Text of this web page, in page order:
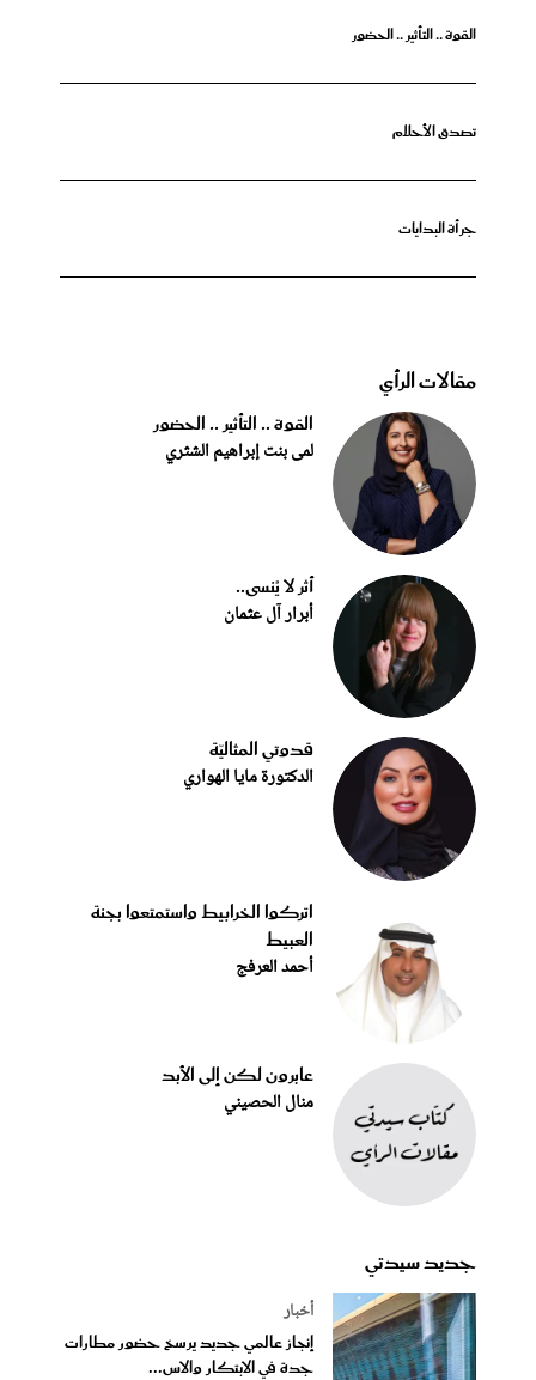
القوة .. التأثير .. الحضور
تصدق الأحلام
جرأة البدايات
مقالات الرأي
القوة .. التأثير .. الحضور
لمى بنت إبراهيم الشثري
أثر لا يُنسى..
أبرار آل عثمان
قدوتي المثاليّة
الدكتورة مايا الهواري
اتركوا الخرابيط واستمتعوا بجنة
العبيط
أحمد العرفج
عابرون لكن إلى الأبد
منال الحصيني
جديد سيدتي
أخبار
إنجاز عالمي جديد يرسخ حضور مطارات
جدة في الابتكار والاس...